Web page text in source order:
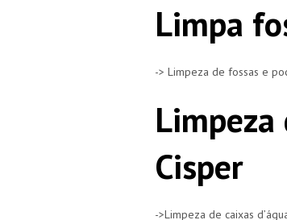
Limpa
-> Limpeza de fossas e
Limpeza
Cisper
->Limpeza de caixas